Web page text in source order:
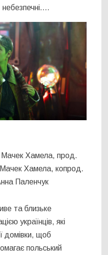
небезпечні….
Мачек Хамела, прод.
Хамела, копрод.
Паленчук
та близьке
українців, які
домівки, щоб
польський